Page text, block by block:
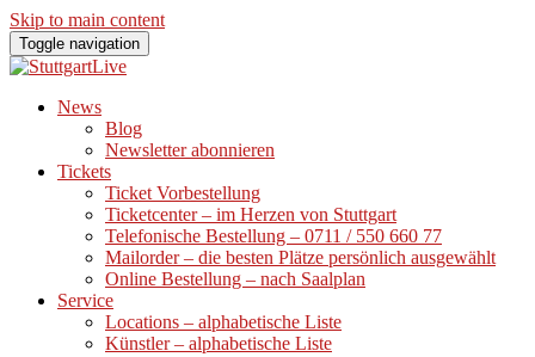
Skip to main content
Toggle navigation
News
Blog
Newsletter abonnieren
Tickets
Ticket Vorbestellung
Ticketcenter – im Herzen von Stuttgart
Telefonische Bestellung – 0711 / 550 660 77
Mailorder – die besten Plätze persönlich ausgewählt
Online Bestellung – nach Saalplan
Service
Locations – alphabetische Liste
Künstler – alphabetische Liste